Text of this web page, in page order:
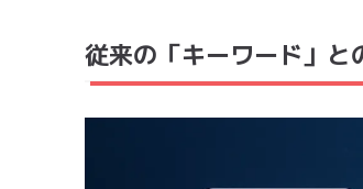
従来の「キーワード」